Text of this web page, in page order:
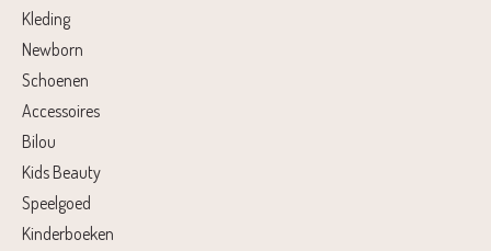
Kleding
Newborn
Schoenen
Accessoires
Bilou
Kids Beauty
Speelgoed
Kinderboeken